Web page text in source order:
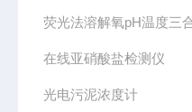
荧光法溶解氧pH温度三
在线亚硝酸盐检测仪
光电污泥浓度计